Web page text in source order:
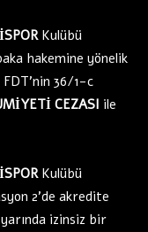
Kulübü
hakemine yönelik
36/1-c
CEZASI ile
Kulübü
2’de akredite
izinsiz bir